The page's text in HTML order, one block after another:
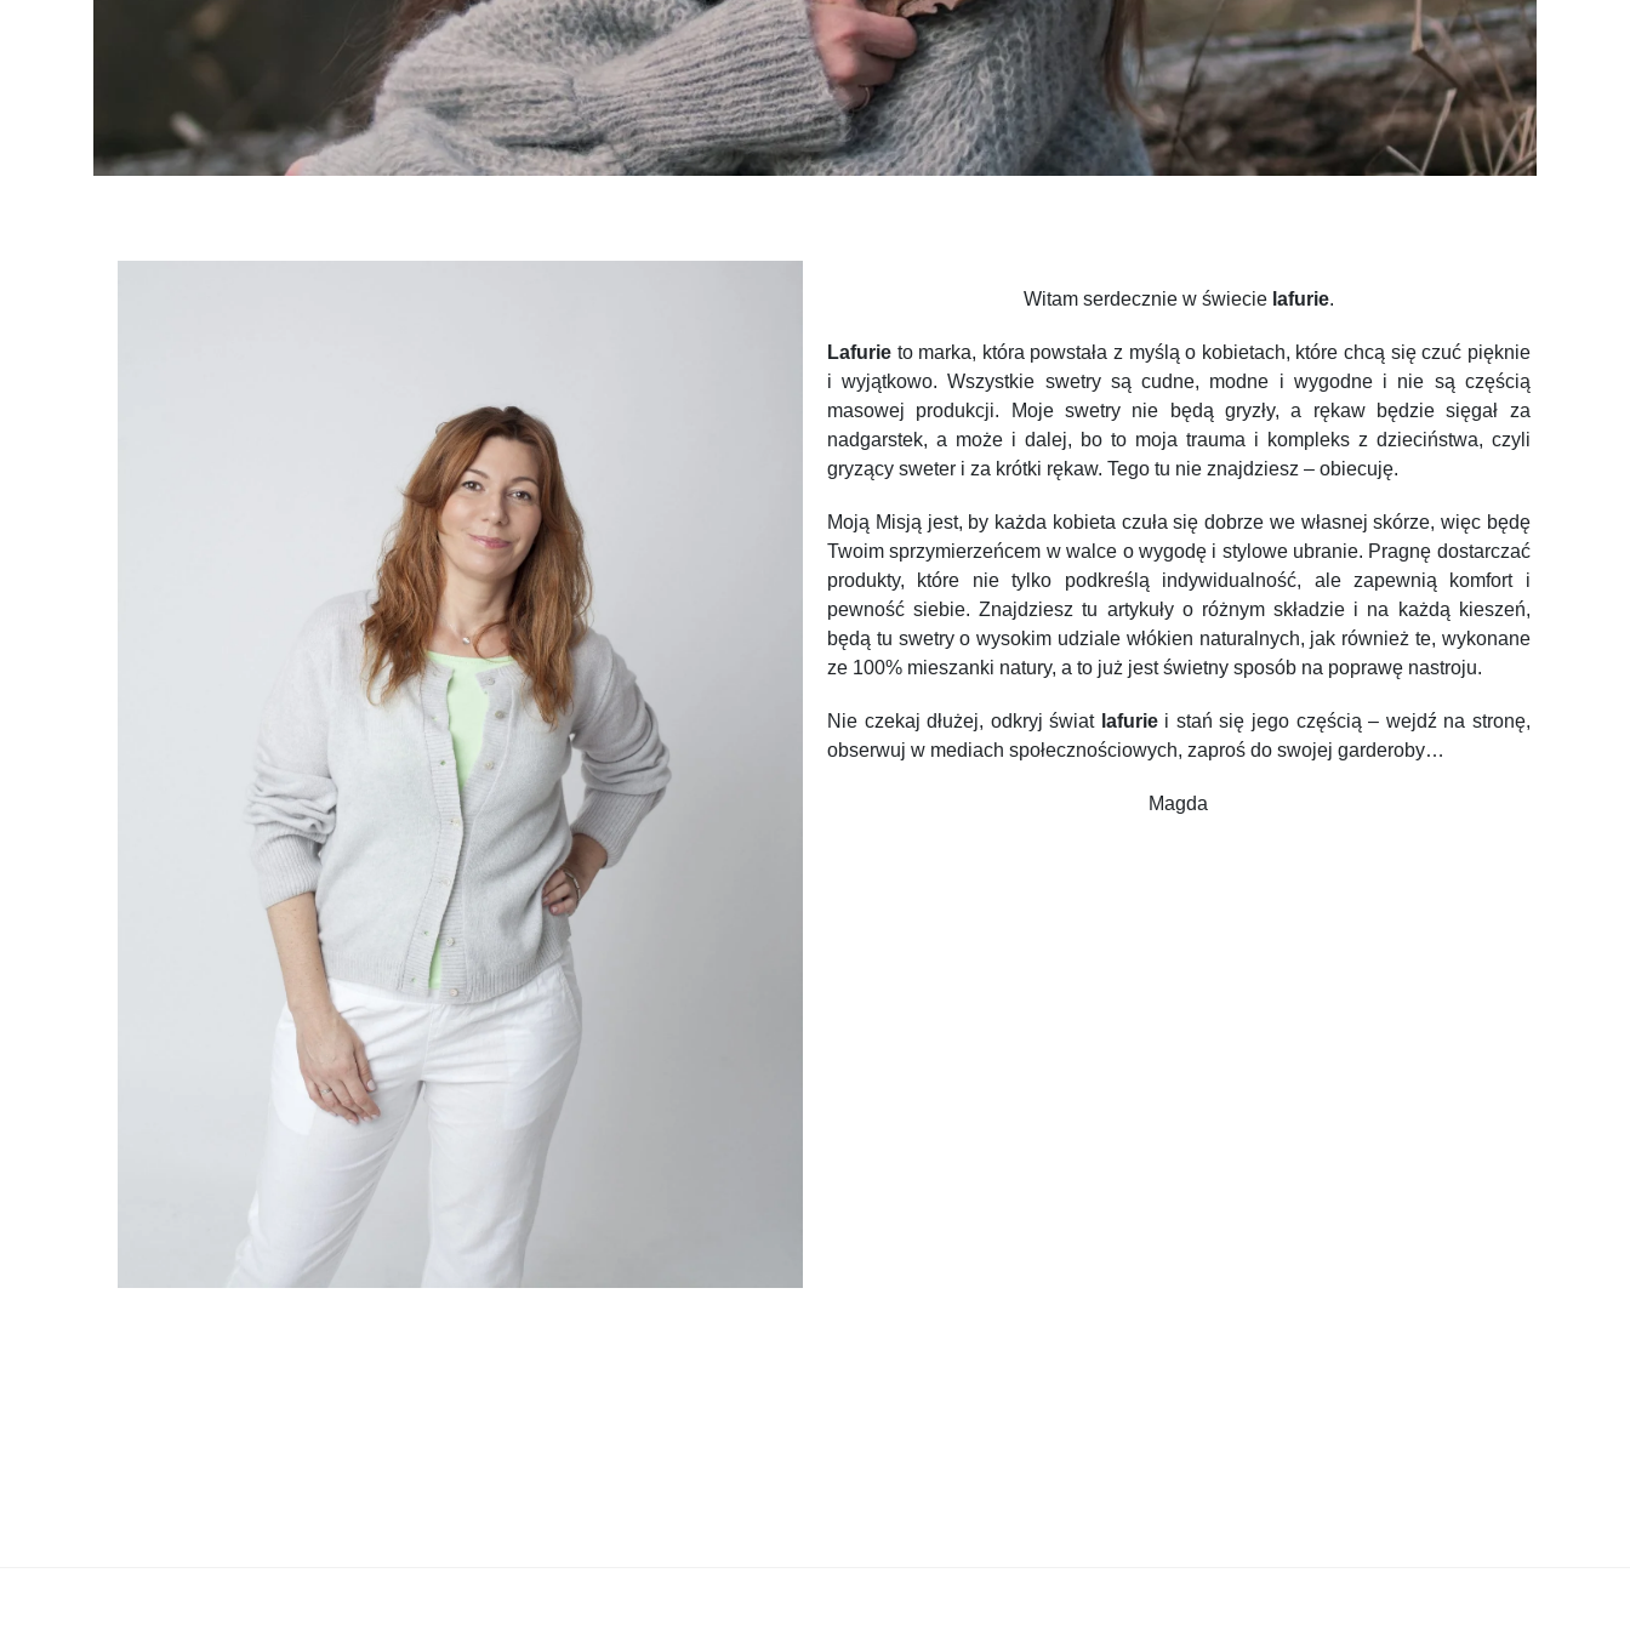
Witam serdecznie w świecie lafurie.
Lafurie to marka, która powstała z myślą o kobietach, które chcą się czuć pięknie
i wyjątkowo. Wszystkie swetry są cudne, modne i wygodne i nie są częścią
masowej produkcji. Moje swetry nie będą gryzły, a rękaw będzie sięgał za
nadgarstek, a może i dalej, boto moja trauma i kompleks z dzieciństwa, czyli
gryzący sweter i za krótki rękaw. Tego tu nie znajdziesz – obiecuję.
Moją Misją jest, by każda kobieta czuła się dobrze we własnej skórze, więc będę
Twoim sprzymierzeńcem w walce o wygodę i stylowe ubranie. Pragnę dostarczać
produkty, które nie tylko podkreślą indywidualność, ale zapewnią komfort i
pewność siebie. Znajdziesz tu artykuły o różnym składzie i na każdą kieszeń,
będą tu swetry o wysokim udziale włókien naturalnych, jak również te, wykonane
ze 100% mieszanki natury, a to już jest świetny sposób na poprawę nastroju.
Nie czekaj dłużej, odkryj świat lafuriei stań się jego częścią – wejdź na stronę,
obserwuj w mediach społecznościowych, zaproś do swojej garderoby…
Magda